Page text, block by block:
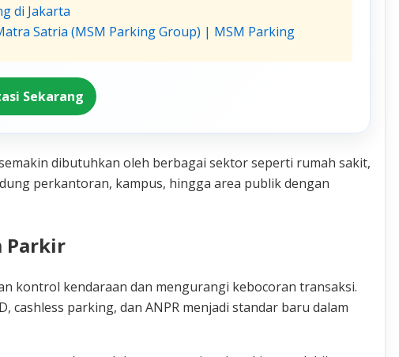
di Jakarta
Satria (MSM Parking Group) | MSM Parking
Sekarang
dibutuhkan oleh berbagai sektor seperti rumah sakit,
perkantoran, kampus, hingga area publik dengan
Parkir
kontrol kendaraan dan mengurangi kebocoran transaksi.
cashless parking, dan ANPR menjadi standar baru dalam